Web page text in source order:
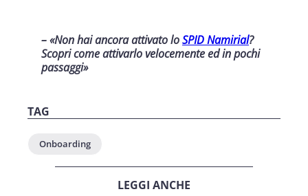
– «Non hai ancora attivato loSPID Namirial?
Scopri come attivarlo velocemente ed in pochi
passaggi»
TAG
Onboarding
LEGGI ANCHE